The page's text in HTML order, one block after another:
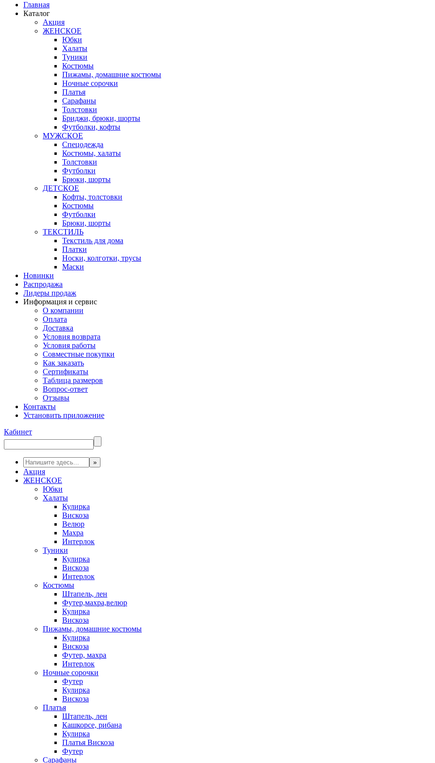
Главная
Каталог
Акция
ЖЕНСКОЕ
Юбки
Халаты
Туники
Костюмы
Пижамы, домашние костюмы
Ночные сорочки
Платья
Сарафаны
Толстовки
Бриджи, брюки, шорты
Футболки, кофты
МУЖСКОЕ
Спецодежда
Костюмы, халаты
Толстовки
Футболки
Брюки, шорты
ДЕТСКОЕ
Кофты, толстовки
Костюмы
Футболки
Брюки, шорты
ТЕКСТИЛЬ
Текстиль для дома
Платки
Носки, колготки, трусы
Маски
Новинки
Распродажа
Лидеры продаж
Информация и сервис
О компании
Оплата
Доставка
Условия возврата
Условия работы
Совместные покупки
Как заказать
Сертификаты
Таблица размеров
Вопрос-ответ
Отзывы
Контакты
Установить приложение
Кабинет
Акция
ЖЕНСКОЕ
Юбки
Халаты
Кулирка
Вискоза
Велюр
Махра
Интерлок
Туники
Кулирка
Вискоза
Интерлок
Костюмы
Штапель, лен
Футер,махра,велюр
Кулирка
Вискоза
Пижамы, домашние костюмы
Кулирка
Вискоза
Футер, махра
Интерлок
Ночные сорочки
Футер
Кулирка
Вискоза
Платья
Штапель, лен
Кашкорсе, рибана
Кулирка
Платья Вискоза
Футер
Сарафаны